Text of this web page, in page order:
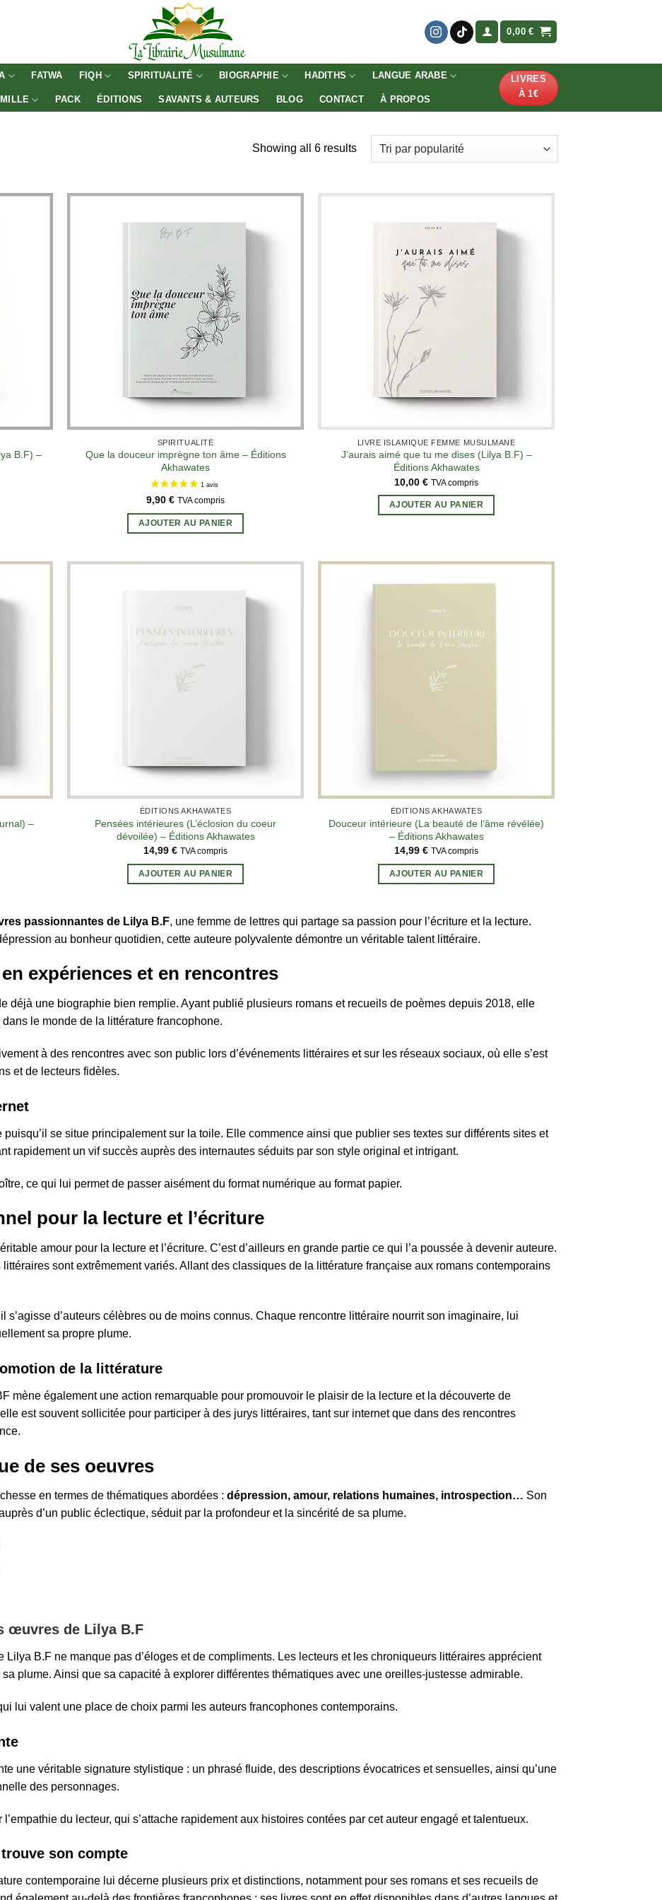
0,00€
FATWA FIQH SPIRITUALITÉ BIOGRAPHIE HADITHS LANGUE ARABE
PACK ÉDITIONS SAVANTS & AUTEURS BLOG CONTACT À PROPOS
LIVRES
À 1€
Showing all 6 results
B.F) –
12 avis
SPIRITUALITÉ
Que la douceur imprègne ton âme – Éditions
Akhawates
1 avis
9,90 € TVA compris
AJOUTER AU PANIER
LIVRE ISLAMIQUE FEMME MUSULMANE
J’aurais aimé que tu me dises (Lilya B.F) –
Éditions Akhawates
10,00 € TVA compris
AJOUTER AU PANIER
–
ÉDITIONS AKHAWATES
Pensées intérieures (L’éclosion du coeur
dévoilée) – Éditions Akhawates
14,99 € TVA compris
AJOUTER AU PANIER
ÉDITIONS AKHAWATES
Douceur intérieure (La beauté de l’âme révélée)
– Éditions Akhawates
14,99 € TVA compris
AJOUTER AU PANIER
passionnantes de Lilya B.F, une femme de lettres qui partage sa passion pour l’écriture et la lecture.
au bonheur quotidien, cette auteure polyvalente démontre un véritable talent littéraire.
expériences et en rencontres
déjà une biographie bien remplie. Ayant publié plusieurs romans et recueils de poèmes depuis 2018, elle
le monde de la littérature francophone.
à des rencontres avec son public lors d’événements littéraires et sur les réseaux sociaux, où elle s’est
et de lecteurs fidèles.
se situe principalement sur la toile. Elle commence ainsi que publier ses textes sur différents sites et
rapidement un vif succès auprès des internautes séduits par son style original et intrigant.
ce qui lui permet de passer aisément du format numérique au format papier.
pour la lecture et l’écriture
amour pour la lecture et l’écriture. C’est d’ailleurs en grande partie ce qui l’a poussée à devenir auteure.
sont extrêmement variés. Allant des classiques de la littérature française aux romans contemporains
s’agisse d’auteurs célèbres ou de moins connus. Chaque rencontre littéraire nourrit son imaginaire, lui
sa propre plume.
de la littérature
mène également une action remarquable pour promouvoir le plaisir de la lecture et la découverte de
est souvent sollicitée pour participer à des jurys littéraires, tant sur internet que dans des rencontres
de ses oeuvres
en termes de thématiques abordées : dépression, amour, relations humaines, introspection… Son
d’un public éclectique, séduit par la profondeur et la sincérité de sa plume.
œuvres de Lilya B.F
Lilya B.F ne manque pas d’éloges et de compliments. Les lecteurs et les chroniqueurs littéraires apprécient
plume. Ainsi que sa capacité à explorer différentes thématiques avec une oreilles-justesse admirable.
lui valent une place de choix parmi les auteurs francophones contemporains.
une véritable signature stylistique : un phrasé fluide, des descriptions évocatrices et sensuelles, ainsi qu’une
des personnages.
du lecteur, qui s’attache rapidement aux histoires contées par cet auteur engagé et talentueux.
son compte
contemporaine lui décerne plusieurs prix et distinctions, notamment pour ses romans et ses recueils de